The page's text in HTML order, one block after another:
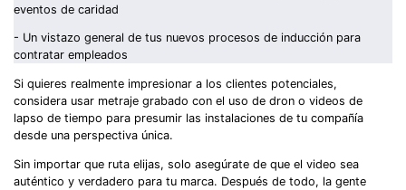
eventos de caridad
- Un vistazo general de tus nuevos procesos de inducción para
contratar empleados
Si quieres realmente impresionar a los clientes potenciales,
considera usar metraje grabado con el uso de dron o videos de
lapso de tiempo para presumir las instalaciones de tu compañía
desde una perspectiva única.
Sin importar que ruta elijas, solo asegúrate de que el video sea
auténtico y verdadero para tu marca. Después de todo, la gente